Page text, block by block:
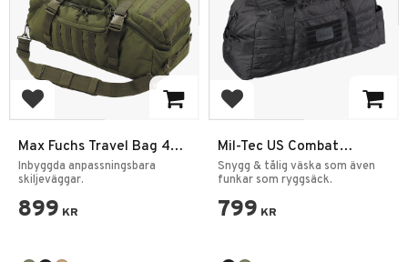
Lägg till i favoriter
Max Fuchs Travel Bag 48L
Ryggsäck
Inbyggda anpassningsbara
skiljeväggar.
899 KR
Lägg till i favoriter
Mil-Tec US Combat
Parachute Cargo Väska
105L Large
Snygg & tålig väska som även
funkar som ryggsäck.
799 KR